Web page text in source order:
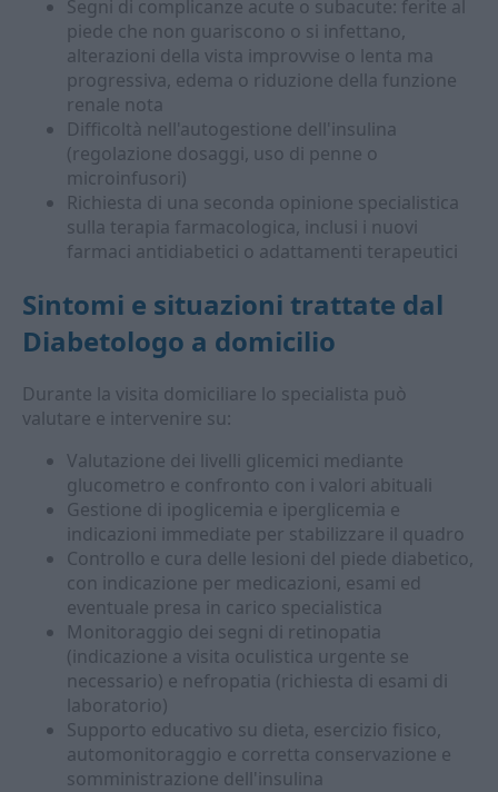
Segni di complicanze acute o subacute: ferite al
piede che non guariscono o si infettano,
alterazioni della vista improvvise o lenta ma
progressiva, edema o riduzione della funzione
renale nota
Difficoltà nell'autogestione dell'insulina
(regolazione dosaggi, uso di penne o
microinfusori)
Richiesta di una seconda opinione specialistica
sulla terapia farmacologica, inclusi i nuovi
farmaci antidiabetici o adattamenti terapeutici
Sintomi e situazioni trattate dal
Diabetologo a domicilio
Durante la visita domiciliare lo specialista può
valutare e intervenire su:
Valutazione dei livelli glicemici mediante
glucometro e confronto con i valori abituali
Gestione di ipoglicemia e iperglicemia e
indicazioni immediate per stabilizzare il quadro
Controllo e cura delle lesioni del piede diabetico,
con indicazione per medicazioni, esami ed
eventuale presa in carico specialistica
Monitoraggio dei segni di retinopatia
(indicazione a visita oculistica urgente se
necessario) e nefropatia (richiesta di esami di
laboratorio)
Supporto educativo su dieta, esercizio fisico,
automonitoraggio e corretta conservazione e
somministrazione dell'insulina